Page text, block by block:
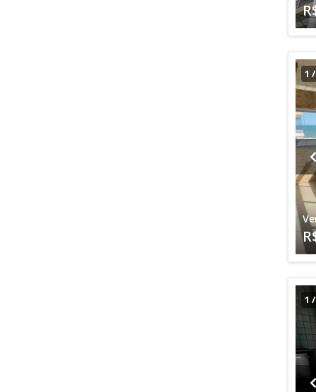
1 /
1 /